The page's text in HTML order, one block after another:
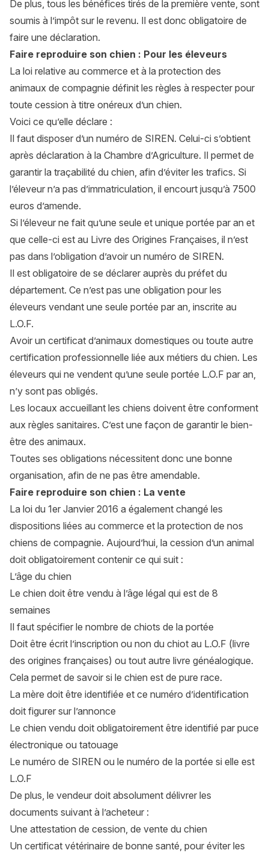
De plus, tous les bénéfices tirés de la première vente, sont
soumis à l’impôt sur le revenu. Il est donc obligatoire de
faire une déclaration.
Faire reproduire son chien : Pour les éleveurs
La loi relative au commerce et à la protection des
animaux de compagnie définit les règles à respecter pour
toute cession à titre onéreux d’un chien.
Voici ce qu’elle déclare :
Il faut disposer d’un numéro de SIREN. Celui-ci s’obtient
après déclaration à la Chambre d’Agriculture. Il permet de
garantir la traçabilité du chien, afin d’éviter les trafics. Si
l’éleveur n’a pas d’immatriculation, il encourt jusqu’à 7500
euros d’amende.
Si l’éleveur ne fait qu’une seule et unique portée par an et
que celle-ci est au Livre des Origines Françaises, il n’est
pas dans l’obligation d’avoir un numéro de SIREN.
Il est obligatoire de se déclarer auprès du préfet du
département. Ce n’est pas une obligation pour les
éleveurs vendant une seule portée par an, inscrite au
L.O.F.
Avoir un certificat d’animaux domestiques ou toute autre
certification professionnelle liée aux métiers du chien. Les
éleveurs qui ne vendent qu’une seule portée L.O.F par an,
n’y sont pas obligés.
Les locaux accueillant les chiens doivent être conforment
aux règles sanitaires. C’est une façon de garantir le bien-
être des animaux.
Toutes ses obligations nécessitent donc une bonne
organisation, afin de ne pas être amendable.
Faire reproduire son chien : La vente
La loi du 1er Janvier 2016 a également changé les
dispositions liées au commerce et la protection de nos
chiens de compagnie. Aujourd’hui, la cession d’un animal
doit obligatoirement contenir ce qui suit :
L’âge du chien
Le chien doit être vendu à l’âge légal qui est de 8
semaines
Il faut spécifier le nombre de chiots de la portée
Doit être écrit l’inscription ou non du chiot au L.O.F (livre
des origines françaises) ou tout autre livre généalogique.
Cela permet de savoir si le chien est de pure race.
La mère doit être identifiée et ce numéro d’identification
doit figurer sur l’annonce
Le chien vendu doit obligatoirement être identifié par puce
électronique ou tatouage
Le numéro de SIREN ou le numéro de la portée si elle est
L.O.F
De plus, le vendeur doit absolument délivrer les
documents suivant à l’acheteur :
Une attestation de cession, de vente du chien
Un certificat vétérinaire de bonne santé, pour éviter les